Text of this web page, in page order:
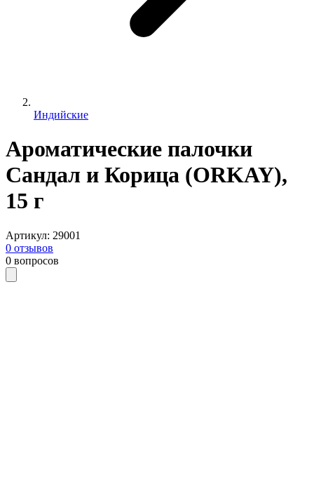
Индийские
Ароматические палочки
Сандал и Корица (ORKAY),
15 г
Артикул: 29001
0 отзывов
0 вопросов